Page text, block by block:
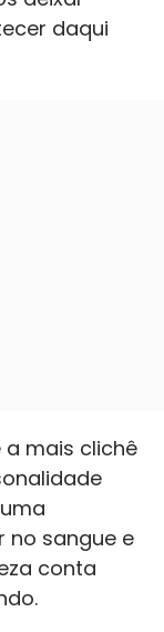
daqui
mais clichê
no sangue e
conta